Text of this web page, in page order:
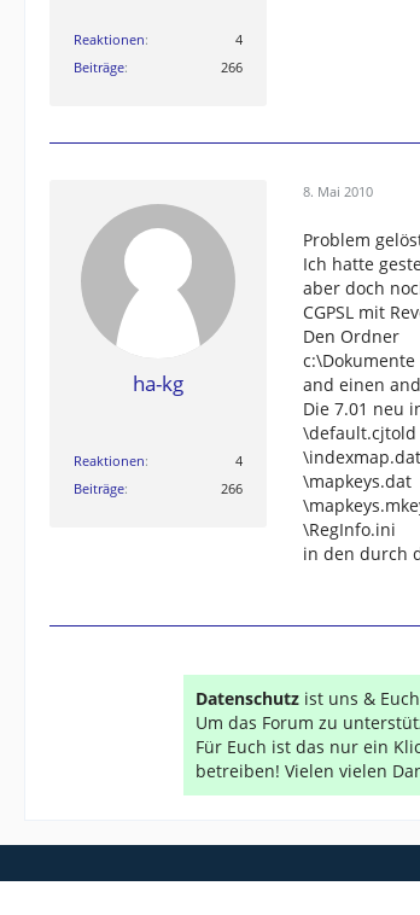
Reaktionen
4
Beiträge
266
ha-kg
Reaktionen
4
Beiträge
266
8. Mai 2010
Problem
Ich hatte
aber doch
CGPSL mit
Den Ordner
and einen
Die 7.01 neu
\default.cjtold
\indexmap.dat
\mapkeys.dat
\RegInfo.ini
in den durch
Datenschutz ist uns &
Um das Forum zu
Für Euch ist das nur ein
betreiben! Vielen vielen